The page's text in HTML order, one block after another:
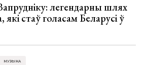
легендарны шлях
стаў голасам Беларусі ў
МУЗЫКА